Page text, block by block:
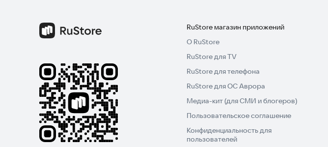
RuStore магазин приложений
О RuStore
RuStore для TV
RuStore для телефона
RuStore для ОС Аврора
Медиа-кит (для СМИ и блогеров)
Пользовательское соглашение
Конфиденциальность для
пользователей